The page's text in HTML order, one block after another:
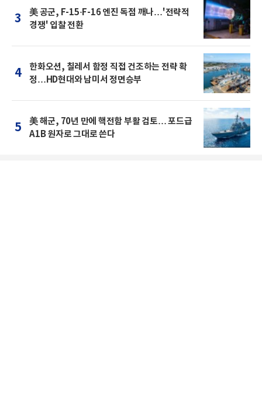
3
美 공군, F-15·F-16 엔진 독점 깨나…'전략적
경쟁' 입찰 전환
4
한화오션, 칠레서 함정 직접 건조하는 전략 확
정…HD현대와 남미서 정면승부
5
美 해군, 70년 만에 핵전함 부활 검토… 포드급
A1B 원자로 그대로 쓴다